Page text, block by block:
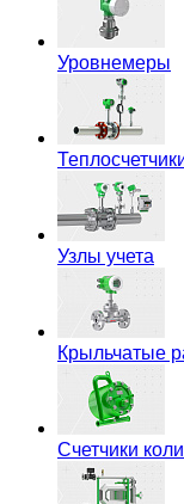
Уровнемеры
Узлы учета
Крыльчатые
Счетчики